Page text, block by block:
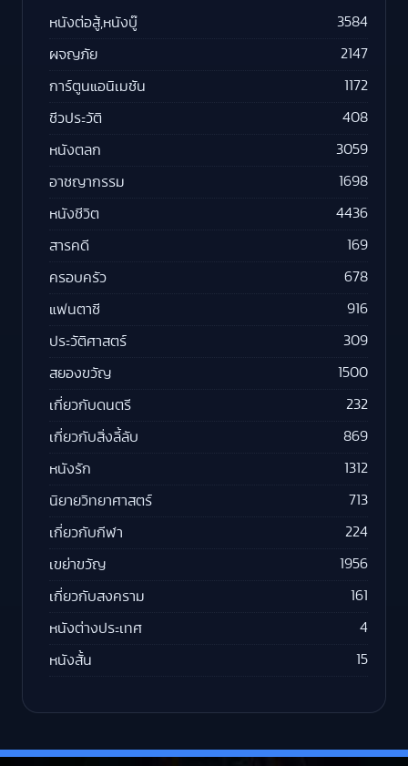
หนังต่อสู้,หนังบู๊ 3584
ผจญภัย 2147
การ์ตูนแอนิเมชัน 1172
ชีวประวัติ 408
หนังตลก 3059
อาชญากรรม 1698
หนังชีวิต 4436
สารคดี 169
ครอบครัว 678
แฟนตาซี 916
ประวัติศาสตร์ 309
สยองขวัญ 1500
เกี่ยวกับดนตรี 232
เกี่ยวกับสิ่งลี้ลับ 869
หนังรัก 1312
นิยายวิทยาศาสตร์ 713
เกี่ยวกับกีฬา 224
เขย่าขวัญ 1956
เกี่ยวกับสงคราม 161
หนังต่างประเทศ 4
หนังสั้น 15